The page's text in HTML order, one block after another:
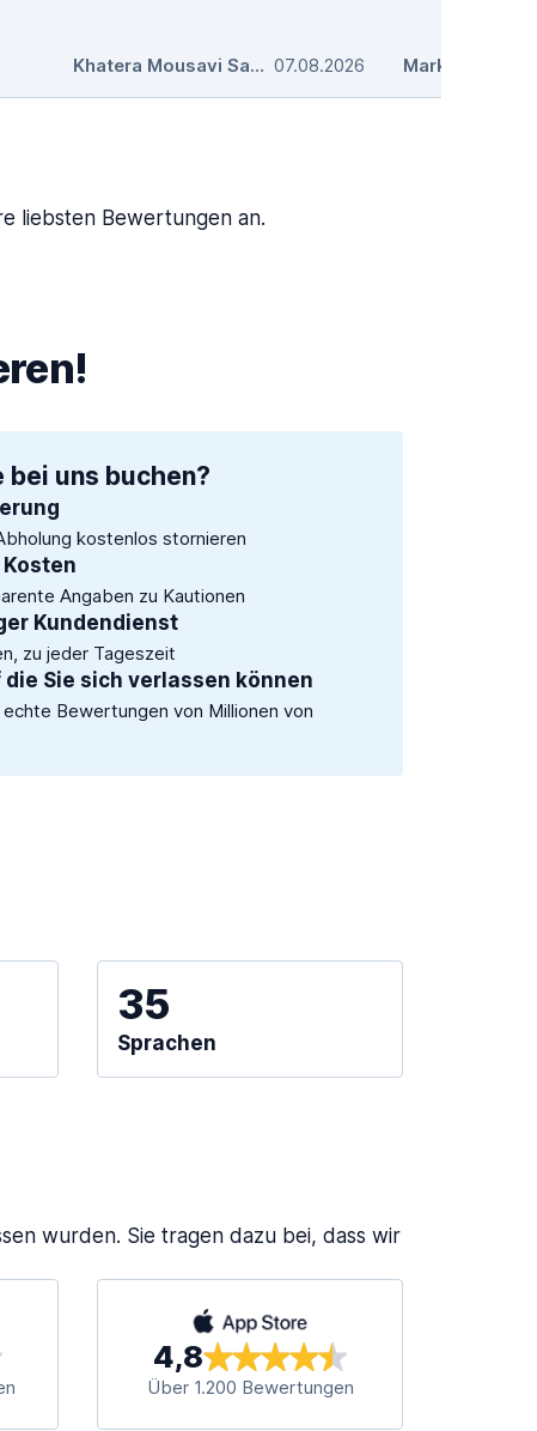
Khatera Mousavi Sayed Jalil ,
07.08.2026 Marko
liebsten Bewertungen an.
uns buchen?
kostenlos stornieren
Angaben zu Kautionen
Kundendienst
zu jeder Tageszeit
die Sie sich verlassen können
Bewertungen von Millionen von
35
Sprachen
wurden. Sie tragen dazu bei, dass wir
4,8
Über 1.200 Bewertungen